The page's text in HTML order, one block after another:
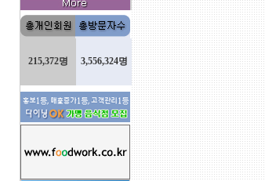
남boh(cook)part
12손상훈 남foh(hall)part
13 곽한석 남
boh(cook)part
boh(cook)part
215,372명 3,556,324명